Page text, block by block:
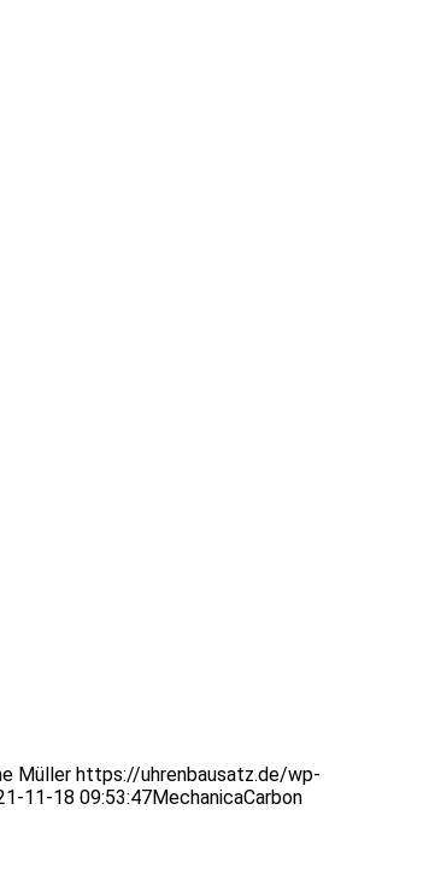
Müller https://uhrenbausatz.de/wp-
11-18 09:53:47MechanicaCarbon